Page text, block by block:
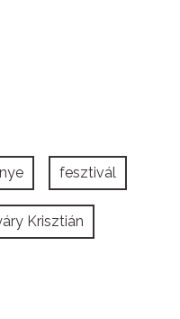
fesztivál
Krisztián